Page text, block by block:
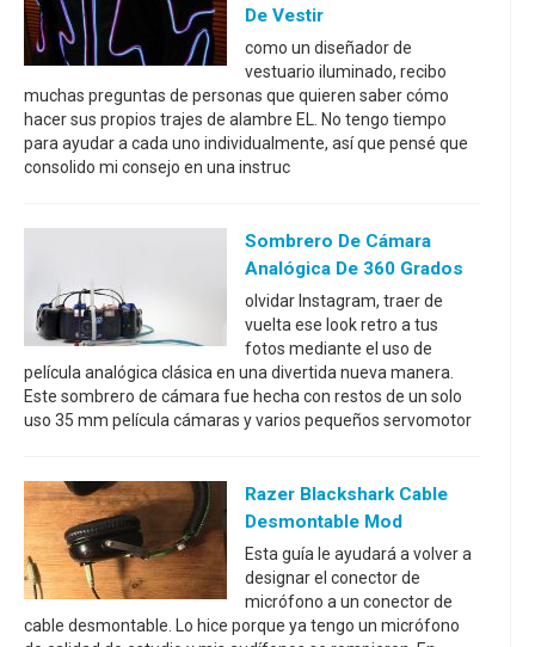
De Vestir
como un diseñador de
vestuario iluminado, recibo
muchas preguntas de personas que quieren saber cómo
hacer sus propios trajes de alambre EL. No tengo tiempo
para ayudar a cada uno individualmente, así que pensé que
consolido mi consejo en una instruc
Sombrero De Cámara
Analógica De 360 Grados
olvidar Instagram, traer de
vuelta ese look retro a tus
fotos mediante el uso de
película analógica clásica en una divertida nueva manera.
Este sombrero de cámara fue hecha con restos de un solo
uso 35 mm película cámaras y varios pequeños servomotor
Razer Blackshark Cable
Desmontable Mod
Esta guía le ayudará a volver a
designar el conector de
micrófono a un conector de
cable desmontable. Lo hice porque ya tengo un micrófono